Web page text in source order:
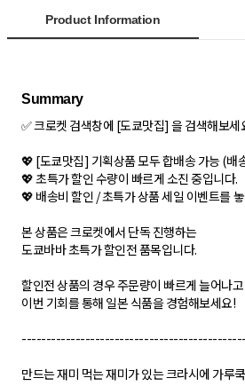
Product Information
Summary
✅ 크로켓 검색창에 [도쿄맛집] 을 검색해보세
💖 [도쿄맛집] 기획상품 모두 합배송 가능 (배
💖 초특가 할인 수량이 빠르게 소진 중입니다.
💖 배송비 할인 / 초특가 상품 세일 이벤트를
본 상품은 크로켓에서 단독 진행하는
도쿄바바 초특가 할인전 품목입니다.
할인전 상품의 경우 주문량이 빠르게 늘어나
이번 기회를 통해 일본 식품을 경험해보세요!
만드는 재미 먹는 재미가 있는 크라시에 가루